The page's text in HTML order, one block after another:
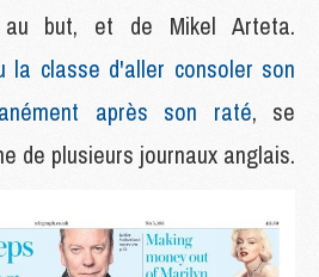
but, et de Mikel Arteta.
la classe d'aller consoler son
après son raté, se
de plusieurs journaux anglais.